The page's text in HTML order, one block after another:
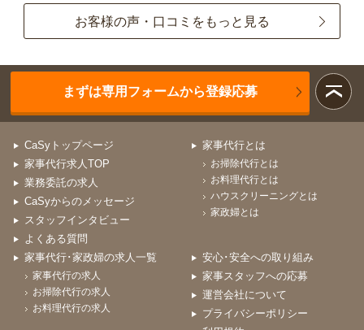
お客様の声・口コミをもっと見る
まずは専用フォームから登録応募
CaSyトップページ
家事代行求人TOP
業務委託の求人
CaSyからのメッセージ
スタッフインタビュー
よくある質問
家事代行とは
お掃除代行とは
お料理代行とは
ハウスクリーニングとは
家政婦とは
家事代行･家政婦の求人一覧
家事代行の求人
お掃除代行の求人
お料理代行の求人
安心･安全への取り組み
家事スタッフへの応募
運営会社について
プライバシーポリシー